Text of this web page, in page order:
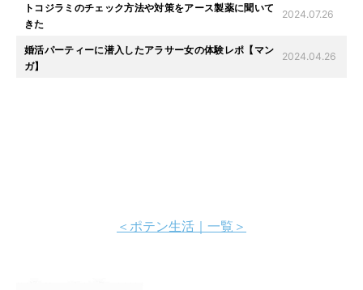
トコジラミのチェック方法や対策をアース製薬に聞いて
きた
2024.07.26
婚活パーティーに潜入したアラサー女の体験レポ【マン
ガ】
2024.04.26
＜ポテン生活｜一覧＞